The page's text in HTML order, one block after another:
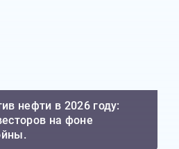
нефти в 2026 году:
на фоне